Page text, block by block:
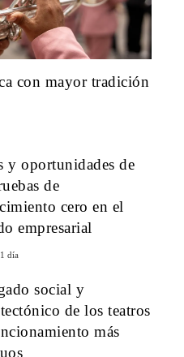
con mayor tradición
y oportunidades de
de
cero en el
empresarial
día
social y
de los teatros
más